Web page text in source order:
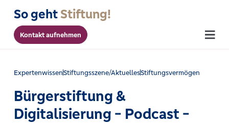
So gehtStiftung!
Kontakt aufnehmen Menu
ExpertenwissenStiftungsszene/AktuellesStiftungsvermögen
Bürgerstiftung &
Digitalisierung - Podcast -